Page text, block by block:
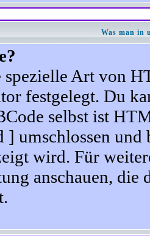
Was man in
spezielle Art von
festgelegt. Du
selbst ist
umschlossen
wird. Für
anschauen, die